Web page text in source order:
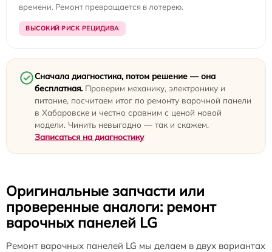
времени. Ремонт превращается в лотерею.
ВЫСОКИЙ РИСК РЕЦИДИВА
Сначала диагностика, потом решение — она
бесплатная. Проверим механику, электронику и
питание, посчитаем итог по ремонту варочной панели
в Хабаровске и честно сравним с ценой новой
модели. Чинить невыгодно — так и скажем.
Записаться на диагностику
Оригинальные запчасти или
проверенные аналоги: ремонт
варочных панелей LG
Ремонт варочных панелей LG мы делаем в двух вариантах